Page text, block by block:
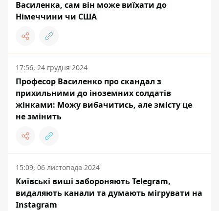
Василенка, сам він може виїхати до
Німеччини чи США
17:56, 24 грудня 2024
Професор Василенко про скандал з
прихильними до іноземних солдатів
жінками: Можу вибачитись, але змісту це
не змінить
15:09, 06 листопада 2024
Київські виші забороняють Telegram,
видаляють канали та думають мігрувати на
Instagram